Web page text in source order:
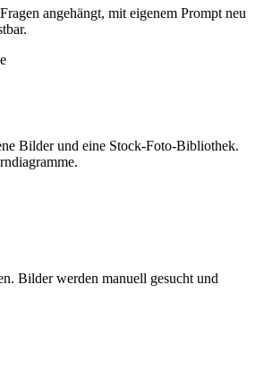
angehängt, mit eigenem Prompt neu
Bilder und eine Stock-Foto-Bibliothek.
Bilder werden manuell gesucht und